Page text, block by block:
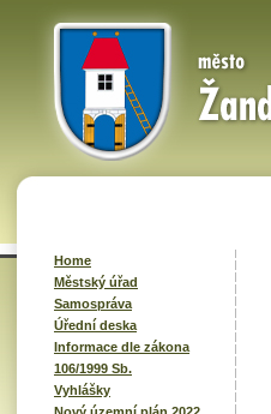
Home
Městský úřad
Samospráva
Úřední deska
Informace dle zákona
106/1999 Sb.
Vyhlášky